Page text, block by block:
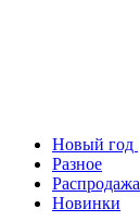
Новый год
Разное
Распродажа
Новинки